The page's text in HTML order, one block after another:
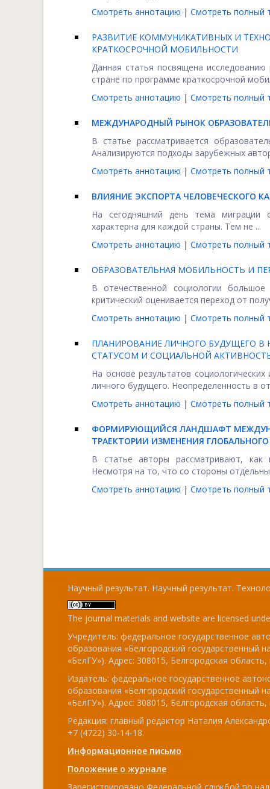
Смотреть аннотацию | Смотреть полный
РАЗВИТИЕ КОММУНИКАТИВНЫХ И
КРАТКОСРОЧНОЙ МОБИЛЬНОСТИ
Данная статья посвящена
стране по программе краткосрочной
Смотреть аннотацию | Смотреть полный
МЕЖДУНАРОДНЫЙ РЫНОК
В статье рассматривается
Анализируются подходы зарубежных
Смотреть аннотацию | Смотреть полный
ВЛИЯНИЕ ЭКСПОРТА ЧЕЛОВЕЧЕСКОГО
На сегодняшний день тема миграции
характерна для каждой страны. Тем не ...
Смотреть аннотацию | Смотреть полный
ОБРАЗОВАТЕЛЬНАЯ МОБИЛЬНОСТЬ И
В отечественной социологии
критический оценивается переход от
Смотреть аннотацию | Смотреть полный
ПЛАНИРОВАНИЕ ЛИЧНОГО БУДУЩЕГО В
СТАТУСОМ И СОЦИАЛЬНОЙ
На основе результатов
личного будущего. Неопределенность в
Смотреть аннотацию | Смотреть полный
ФОРМИРУЮЩИЙСЯ ЛАНДШАФТ
ТРАЕКТОРИИ ИЗМЕНЕНИЯ
В статье авторы рассматривают, как
Несмотря на то, что со стороны
Смотреть аннотацию | Смотреть полный
Научный результат. Научный результат.
The journal materials and website are licensed
Учредитель: федеральное государственное
образования «Белгородский государственный
«БелГУ»). Адрес: 308015, Белгородская
Издатель: федеральное государственное
образования «Белгородский государственный
«БелГУ»). Адрес: 308015, Белгородская
Редакция: главный редактор Наталия
+7 (4722) 30-14-18.
Информационное письмо
Положение о журнале